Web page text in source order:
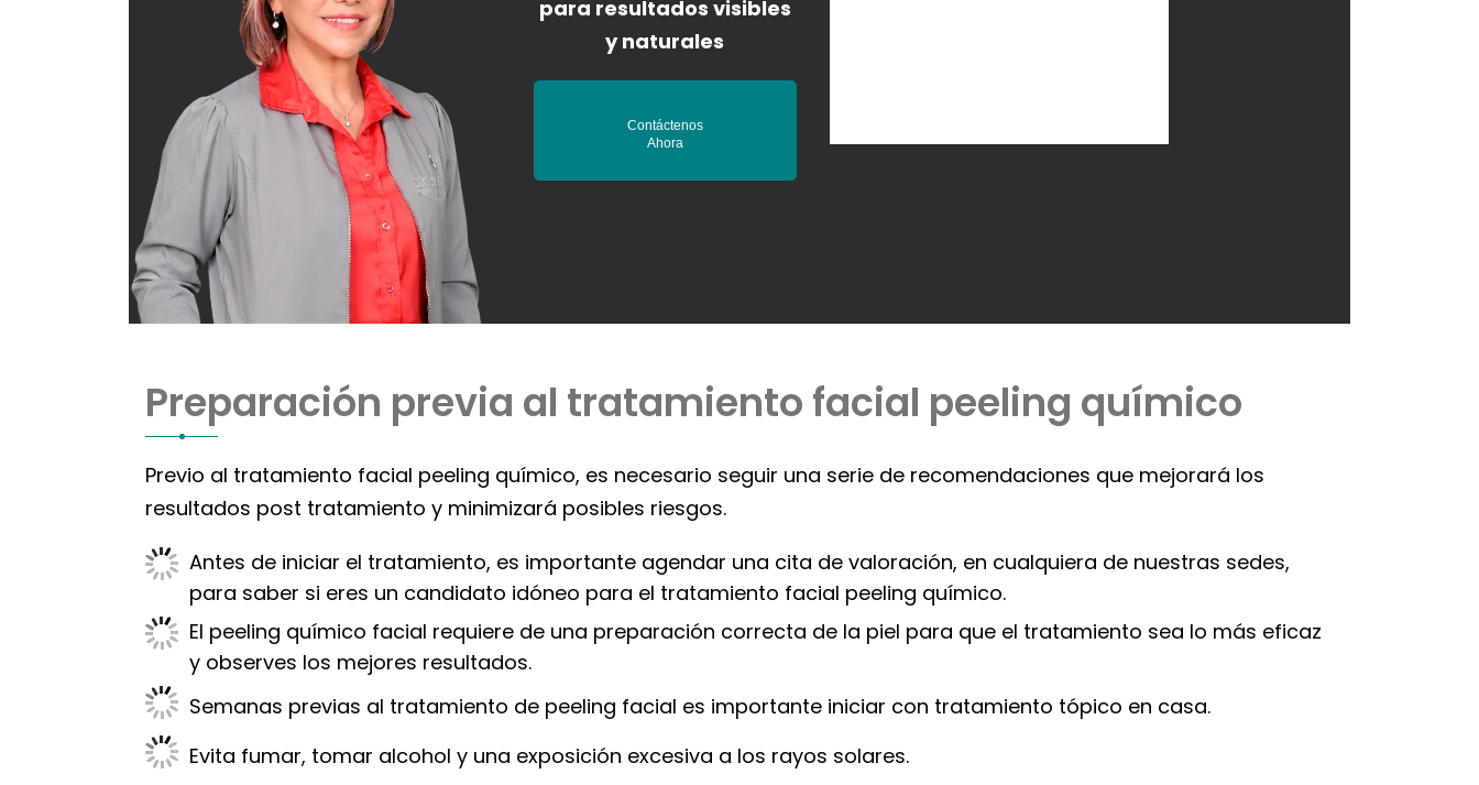
para resultados visibles
y naturales
Contáctenos
Ahora
Preparación previa al tratamiento facial peeling químico
Previo al tratamiento facial peeling químico, es necesario seguir una serie de recomendaciones que mejorará los
resultados post tratamiento y minimizará posibles riesgos.
Antes de iniciar el tratamiento, es importante agendar una cita de valoración, en cualquiera de nuestras sedes,
para saber si eres un candidato idóneo para el tratamiento facial peeling químico.
El peeling químico facial requiere de una preparación correcta de la piel para que el tratamiento sea lo más eficaz
y observes los mejores resultados.
Semanas previas al tratamiento de peeling facial es importante iniciar con tratamiento tópico en casa.
Evita fumar, tomar alcohol y una exposición excesiva a los rayos solares.